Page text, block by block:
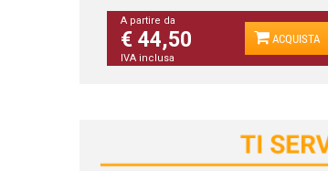
A partire da
€ 44,50
IVA inclusa
ACQUISTA